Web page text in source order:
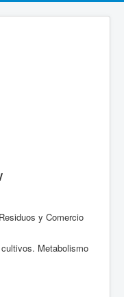
y Comercio
Metabolismo